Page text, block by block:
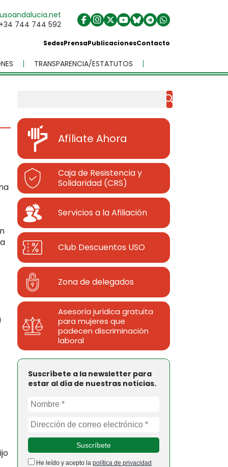
744 744 592
SedesPrensaPublicacionesContacto
TRANSPARENCIA/ESTATUTOS
Afíliate Ahora
Caja de Resistencia y
Solidaridad (CRS)
Servicios a la Afiliación
Club Descuentos USO
Zona de delegados
Asesoría jurídica gratuita
para mujeres que
padecen discriminación
laboral
Suscríbete a la newsletter para
estar al día de nuestras noticias.
He leído y acepto la política de privacidad